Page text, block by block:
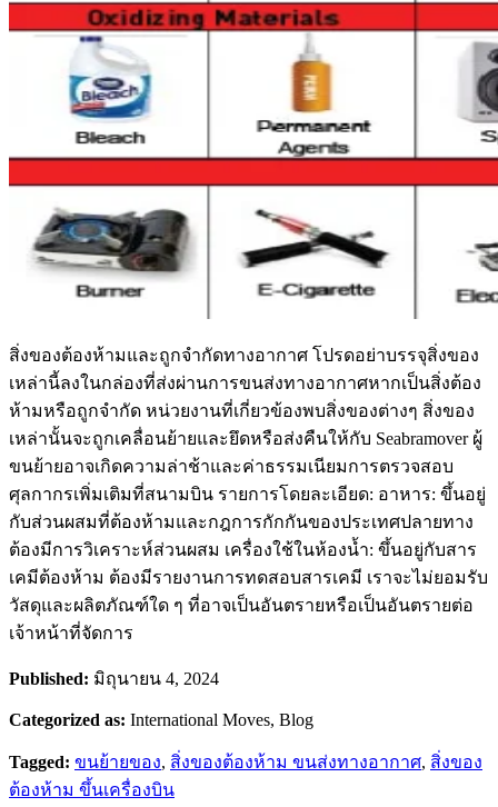
สิ่งของต้องห้ามและถูกจำกัดทางอากาศ โปรดอย่าบรรจุสิ่งของ
เหล่านี้ลงในกล่องที่ส่งผ่านการขนส่งทางอากาศหากเป็นสิ่งต้อง
ห้ามหรือถูกจำกัด หน่วยงานที่เกี่ยวข้องพบสิ่งของต่างๆ สิ่งของ
เหล่านั้นจะถูกเคลื่อนย้ายและยึดหรือส่งคืนให้กับ Seabramover ผู้
ขนย้ายอาจเกิดความล่าช้าและค่าธรรมเนียมการตรวจสอบ
ศุลกากรเพิ่มเติมที่สนามบิน รายการโดยละเอียด: อาหาร: ขึ้นอยู่
กับส่วนผสมที่ต้องห้ามและกฎการกักกันของประเทศปลายทาง
ต้องมีการวิเคราะห์ส่วนผสม เครื่องใช้ในห้องน้ำ: ขึ้นอยู่กับสาร
เคมีต้องห้าม ต้องมีรายงานการทดสอบสารเคมี เราจะไม่ยอมรับ
วัสดุและผลิตภัณฑ์ใด ๆ ที่อาจเป็นอันตรายหรือเป็นอันตรายต่อ
เจ้าหน้าที่จัดการ
Published: มิถุนายน 4, 2024
Categorized as: International Moves, Blog
Tagged: ขนย้ายของ, สิ่งของต้องห้าม ขนส่งทางอากาศ, สิ่งของ
ต้องห้าม ขึ้นเครื่องบิน